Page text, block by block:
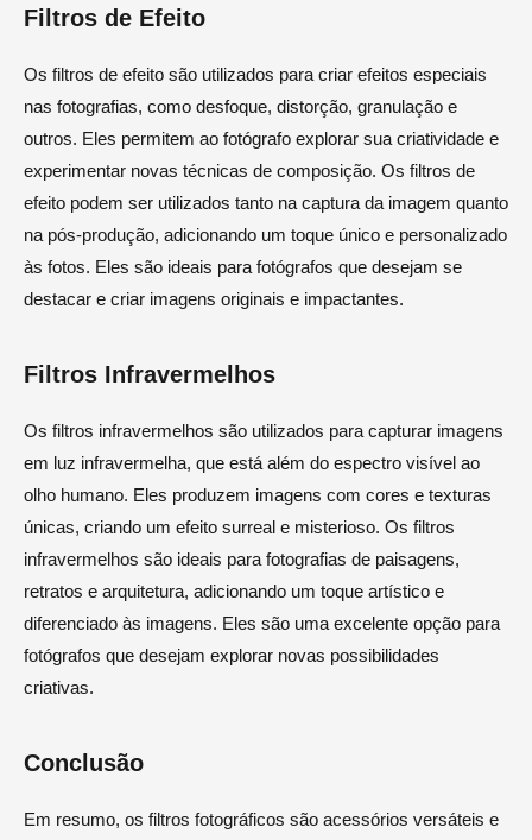
Filtros de Efeito
Os filtros de efeito são utilizados para criar efeitos especiais
nas fotografias, como desfoque, distorção, granulação e
outros. Eles permitem ao fotógrafo explorar sua criatividade e
experimentar novas técnicas de composição. Os filtros de
efeito podem ser utilizados tanto na captura da imagem quanto
na pós-produção, adicionando um toque único e personalizado
às fotos. Eles são ideais para fotógrafos que desejam se
destacar e criar imagens originais e impactantes.
Filtros Infravermelhos
Os filtros infravermelhos são utilizados para capturar imagens
em luz infravermelha, que está além do espectro visível ao
olho humano. Eles produzem imagens com cores e texturas
únicas, criando um efeito surreal e misterioso. Os filtros
infravermelhos são ideais para fotografias de paisagens,
retratos e arquitetura, adicionando um toque artístico e
diferenciado às imagens. Eles são uma excelente opção para
fotógrafos que desejam explorar novas possibilidades
criativas.
Conclusão
Em resumo, os filtros fotográficos são acessórios versáteis e